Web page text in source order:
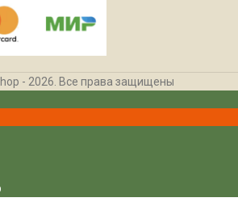
- 2026. Все права защищены